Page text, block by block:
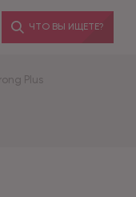
ЧТО ВЫ ИЩЕТЕ?
Plus